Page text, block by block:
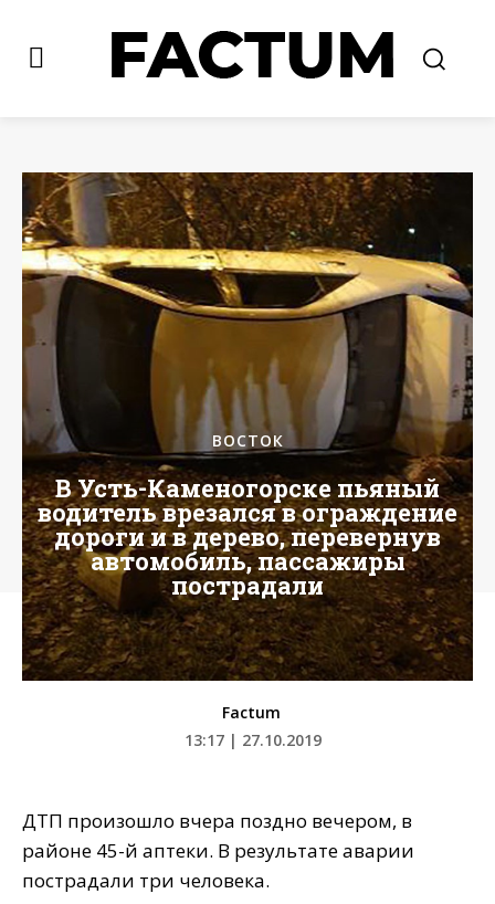
ВОСТОК
В Усть-Каменогорске пьяный
водитель врезался в ограждение
дороги и в дерево, перевернув
автомобиль, пассажиры
пострадали
Factum
13:17 | 27.10.2019
ДТП произошло вчера поздно вечером, в
районе 45-й аптеки. В результате аварии
пострадали три человека.